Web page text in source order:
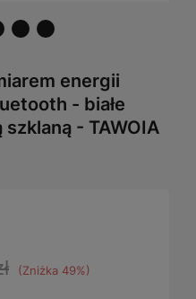
energii
- białe
- TAWOIA
(Zniżka 49%)